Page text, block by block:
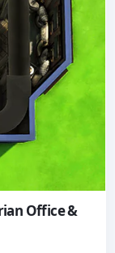
Office &